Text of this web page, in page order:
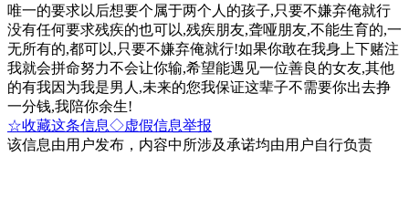
唯一的要求以后想要个属于两个人的孩子,只要不嫌弃俺就行
没有任何要求残疾的也可以,残疾朋友,聋哑朋友,不能生育的,一
无所有的,都可以,只要不嫌弃俺就行!如果你敢在我身上下赌注
我就会拼命努力不会让你输,希望能遇见一位善良的女友,其他
的有我因为我是男人,未来的您我保证这辈子不需要你出去挣
一分钱,我陪你余生!
☆收藏这条信息◇虚假信息举报
该信息由用户发布，内容中所涉及承诺均由用户自行负责